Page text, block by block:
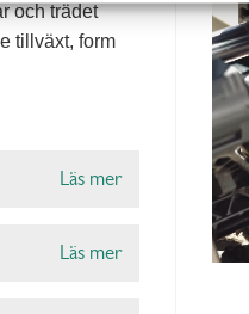
och trädet
tillväxt, form
Läs mer
Läs mer